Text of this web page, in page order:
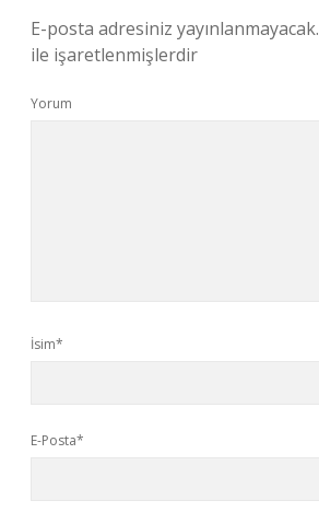
E-posta adresiniz yayınlanmayacak.
ile işaretlenmişlerdir
Yorum
İsim*
E-Posta*